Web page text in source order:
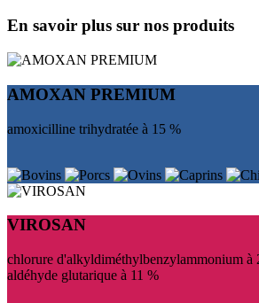
En savoir plus sur nos produits
AMOXAN PREMIUM
amoxicilline trihydratée à 15 %
VIROSAN
chlorure d'alkyldiméthylbenzylammonium à
aldéhyde glutarique à 11 %